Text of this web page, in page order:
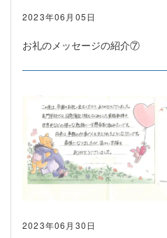
2023年06月05日
お礼のメッセージの紹介⑦
2023年06月30日